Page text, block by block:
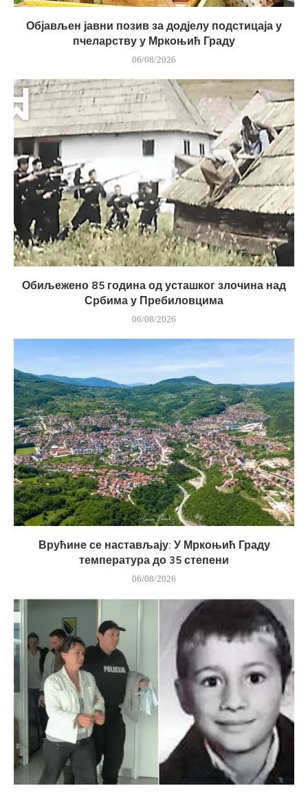
Објављен јавни позив за додјелу подстицаја у
пчеларству у Мркоњић Граду
06/08/2026
Обиљежено 85 година од усташког злочина над
Србима у Пребиловцима
06/08/2026
Врућине се настављају: У Мркоњић Граду
температура до 35 степени
06/08/2026